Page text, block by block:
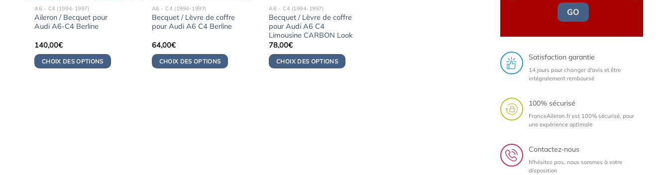
A6 - C4 (1994-1997)
Aileron / Becquet pour
Audi A6-C4 Berline
140,00€
CHOIX DES OPTIONS
A6 - C4 (1994-1997)
Becquet / Lèvre de coffre
pour Audi A6 C4 Berline
64,00€
CHOIX DES OPTIONS
A6 - C4 (1994-1997)
Becquet / Lèvre de coffre
pour Audi A6 C4
Limousine CARBON Look
78,00€
CHOIX DES OPTIONS
GO
Satisfaction garantie
14 jours pour changer d'avis et être
intégralement remboursé
100% sécurisé
FranceAileron.fr est 100% sécurisé, pour
une expérience optimale
Contactez-nous
N'hésitez pas, nous sommes à votre
disposition